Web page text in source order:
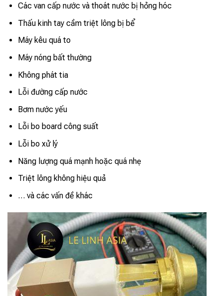
Các van cấp nước và thoát nước bị hỏng hóc
Thấu kinh tay cầm triệt lông bị bể
Máy kêu quá to
Máy nóng bất thường
Không phát tia
Lỗi đường cấp nước
Bơm nước yếu
Lỗi bo board công suất
Lỗi bo xử lý
Năng lượng quá mạnh hoặc quá nhẹ
Triệt lông không hiệu quả
… và các vấn đề khác